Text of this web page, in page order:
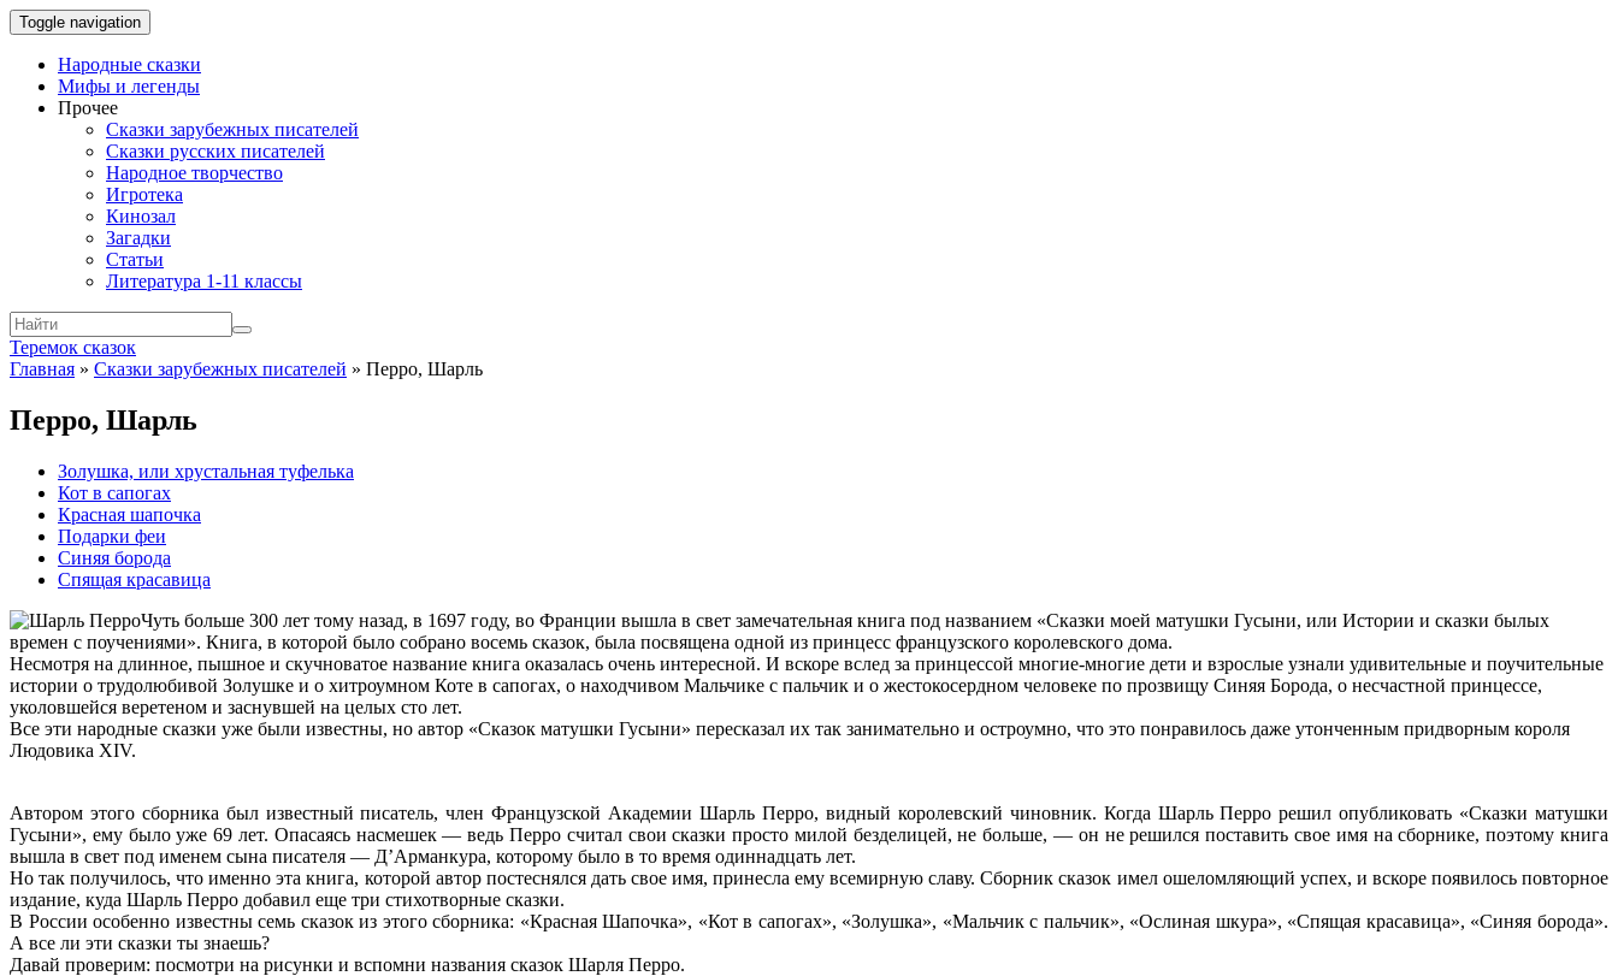
Toggle navigation
Народные сказки
Мифы и легенды
Прочее
Сказки зарубежных писателей
Сказки русских писателей
Народное творчество
Игротека
Кинозал
Загадки
Статьи
Литература 1-11 классы
Теремок сказок
Главная » Сказки зарубежных писателей » Перро, Шарль
Перро, Шарль
Золушка, или хрустальная туфелька
Кот в сапогах
Красная шапочка
Подарки феи
Синяя борода
Спящая красавица
Чуть больше 300 лет тому назад, в 1697 году, во Франции вышла в свет замечательная книга под названием «Сказки моей матушки Гусыни, или Истории и сказки былых
времен с поучениями». Книга, в которой было собрано восемь сказок, была посвящена одной из принцесс французского королевского дома.
Несмотря на длинное, пышное и скучноватое название книга оказалась очень интересной. И вскоре вслед за принцессой многие-многие дети и взрослые узнали удивительные и поучительные
истории о трудолюбивой Золушке и о хитроумном Коте в сапогах, о находчивом Мальчике с пальчик и о жестокосердном человеке по прозвищу Синяя Борода, о несчастной принцессе,
уколовшейся веретеном и заснувшей на целых сто лет.
Все эти народные сказки уже были известны, но автор «Сказок матушки Гусыни» пересказал их так занимательно и остроумно, что это понравилось даже утонченным придворным короля
Людовика XIV.
Автором этого сборника был известный писатель, член Французской Академии Шарль Перро, видный королевский чиновник. Когда Шарль Перро решил опубликовать «Сказки матушки
Гусыни», ему было уже 69 лет. Опасаясь насмешек — ведь Перро считал свои сказки просто милой безделицей, не больше, — он не решился поставить свое имя на сборнике, поэтому книга
вышла в свет под именем сына писателя — Д’Арманкура, которому было в то время одиннадцать лет.
Но так получилось, что именно эта книга, которой автор постеснялся дать свое имя, принесла ему всемирную славу. Сборник сказок имел ошеломляющий успех, и вскоре появилось повторное
издание, куда Шарль Перро добавил еще три стихотворные сказки.
В России особенно известны семь сказок из этого сборника: «Красная Шапочка», «Кот в сапогах», «Золушка», «Мальчик с пальчик», «Ослиная шкура», «Спящая красавица», «Синяя борода».
А все ли эти сказки ты знаешь?
Давай проверим: посмотри на рисунки и вспомни названия сказок Шарля Перро.